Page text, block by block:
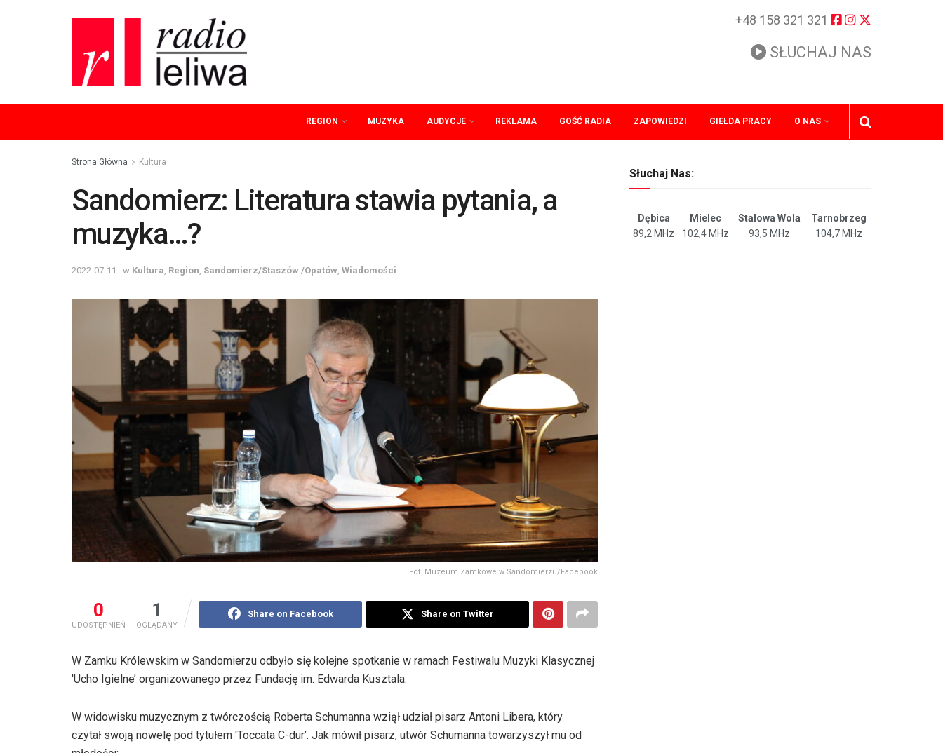
+48 158 321 321
SŁUCHAJ NAS
REGION MUZYKA AUDYCJE REKLAMA GOŚĆ RADIA ZAPOWIEDZI GIEŁDA PRACY O NAS
Strona Główna Kultura
Sandomierz: Literatura stawia pytania, a
muzyka…?
2022-07-11 w Kultura Region Sandomierz/Staszów /Opatów Wiadomości
Fot. Muzeum Zamkowe w Sandomierzu/Facebook
0
UDOSTĘPNIEŃ
1
OGLĄDANY
Share on Facebook Share on Twitter
W Zamku Królewskim w Sandomierzu odbyło się kolejne spotkanie w ramach Festiwalu Muzyki Klasycznej
'Ucho Igielne’ organizowanego przez Fundację im. Edwarda Kusztala.
W widowisku muzycznym z twórczością Roberta Schumanna wziął udział pisarz Antoni Libera, który
czytał swoją nowelę pod tytułem 'Toccata C-dur’. Jak mówił pisarz, utwór Schumanna towarzyszył mu od
Słuchaj Nas:
Dębica Mielec Stalowa Wola
Tarnobrzeg
89,2 MHz
102,4 MHz 93,5 MHz 104,7 MHz